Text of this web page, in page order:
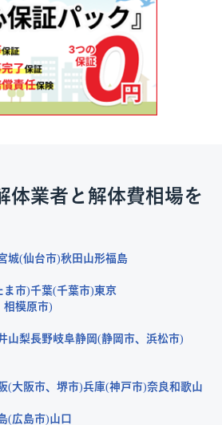
体業者と解体費相場を
城 仙台市 秋田 山形福島
ま市 千葉 千葉市 東京
相模原市
山梨長野岐阜静岡 静岡市
浜松市
大阪市 堺市 兵庫 神戸市 奈良和歌山
広島市 山口